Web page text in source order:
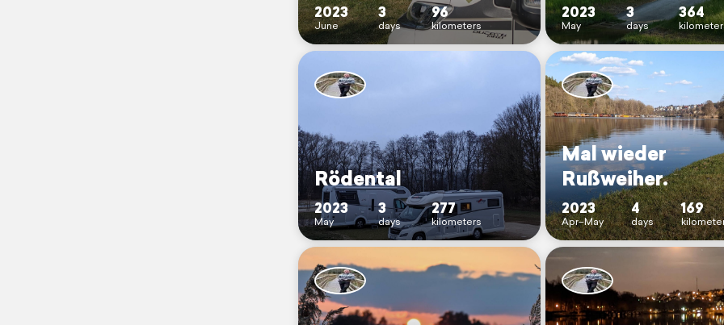
2023
June
3
days
96
kilometers
2023
May
3
days
364
Rödental
2023
May
3
days
277
kilometers
Mal wieder
Rußweiher.
2023
Apr–May
4
days
169